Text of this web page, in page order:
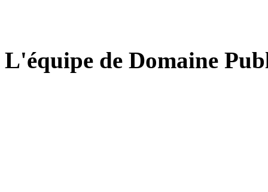
L'équipe de Domaine